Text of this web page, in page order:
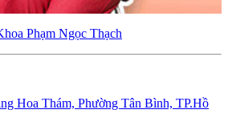
Hoa Thám, Phường Tân Bình, TP.Hồ